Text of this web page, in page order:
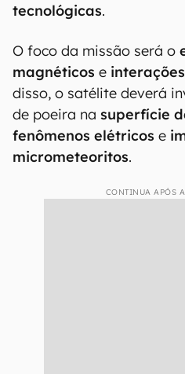
tecnológicas.
O foco da missão será o
magnéticos e
disso, o satélite deverá
de poeira na superfície
fenômenos elétricos e
micrometeoritos.
CONTINUA APÓS